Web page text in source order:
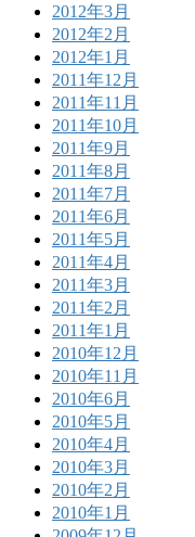
2012年3月
2012年2月
2012年1月
2011年12月
2011年11月
2011年10月
2011年9月
2011年8月
2011年7月
2011年6月
2011年5月
2011年4月
2011年3月
2011年2月
2011年1月
2010年12月
2010年11月
2010年6月
2010年5月
2010年4月
2010年3月
2010年2月
2010年1月